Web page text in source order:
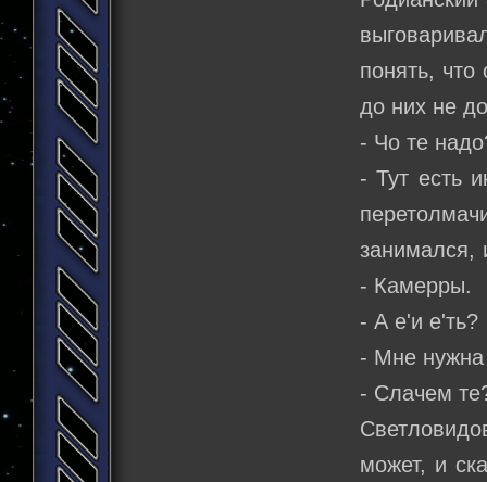
понять,
до них не
- Чо те
- Тут есть
занимался,
- Камерры.
- А е'и е'ть?
- Мне нужна
- Слачем
может, и